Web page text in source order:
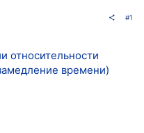
#1
относительности
времени)